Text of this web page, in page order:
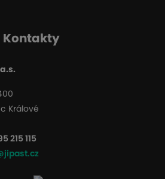
Kontakty
Králové
215 115